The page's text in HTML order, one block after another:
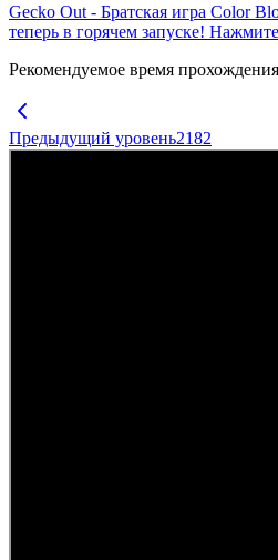
Gecko Out - Братская игра Color
теперь в горячем запуске!
Рекомендуемое время прохождения
Предыдущий уровень2182